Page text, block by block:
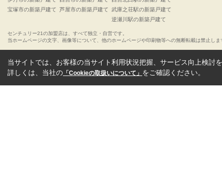
宝塚市の新築戸建て 芦屋市の新築戸建て 武庫之荘駅の新築戸建て
逆瀬川駅の新築戸建て
センチュリー21の加盟店は、すべて独立・自営です。
当ホームページの文字、画像等について、他のホームページや印刷物等への無断転載は禁止しま
当サイトでは、お客様の当サイト利用状況把握、サービス向上検討
詳しくは、当社の 「Cookieの取扱いについて」 をご確認ください。